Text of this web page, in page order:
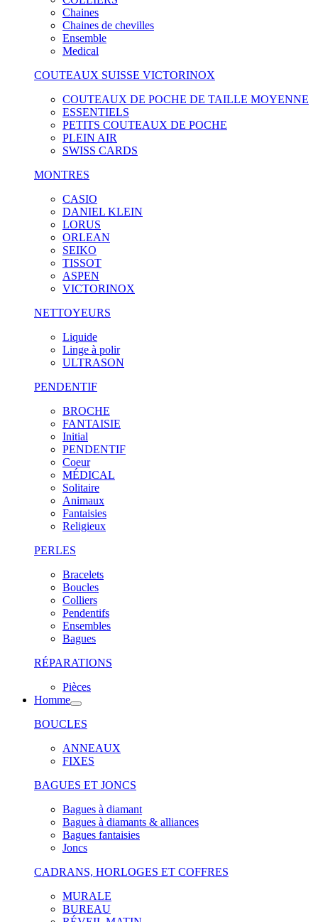
Chaines
Chaines de chevilles
Ensemble
Medical
COUTEAUX SUISSE VICTORINOX
COUTEAUX DE POCHE DE TAILLE MOYENNE
ESSENTIELS
PETITS COUTEAUX DE POCHE
PLEIN AIR
SWISS CARDS
MONTRES
CASIO
DANIEL KLEIN
LORUS
ORLEAN
SEIKO
TISSOT
ASPEN
VICTORINOX
NETTOYEURS
Liquide
Linge à polir
ULTRASON
PENDENTIF
BROCHE
FANTAISIE
Initial
PENDENTIF
Coeur
MÉDICAL
Solitaire
Animaux
Fantaisies
Religieux
PERLES
Bracelets
Boucles
Colliers
Pendentifs
Ensembles
Bagues
RÉPARATIONS
Pièces
Homme
BOUCLES
ANNEAUX
FIXES
BAGUES ET JONCS
Bagues à diamant
Bagues à diamants & alliances
Bagues fantaisies
Joncs
CADRANS, HORLOGES ET COFFRES
MURALE
BUREAU